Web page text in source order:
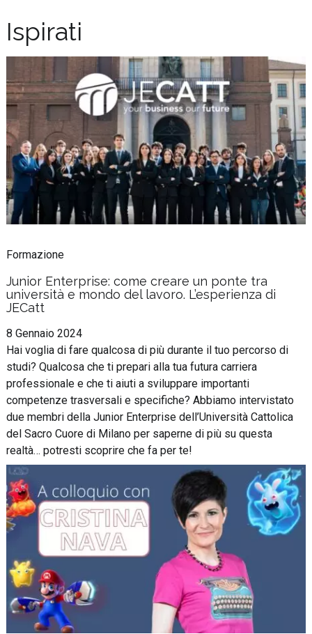
Ispirati
Formazione
Junior Enterprise: come creare un ponte tra
università e mondo del lavoro. L’esperienza di
JECatt
8 Gennaio 2024
Hai voglia di fare qualcosa di più durante il tuo percorso di
studi? Qualcosa che ti prepari alla tua futura carriera
professionale e che ti aiuti a sviluppare importanti
competenze trasversali e specifiche? Abbiamo intervistato
due membri della Junior Enterprise dell’Università Cattolica
del Sacro Cuore di Milano per saperne di più su questa
realtà… potresti scoprire che fa per te!